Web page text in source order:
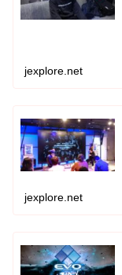
jexplore.net
jexplore.net